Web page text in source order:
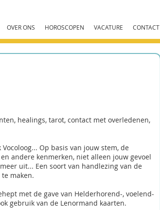
OVER ONS HOROSCOPEN VACATURE CONTACT
healings, tarot, contact met overledenen,
Op basis van jouw stem, de
andere kenmerken, niet alleen jouw gevoel
uit... Een soort van handlezing van de
maken.
met de gave van Helderhorend-, voelend-
gebruik van de Lenormand kaarten.